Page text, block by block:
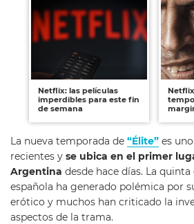
Netflix: las películas
imperdibles para este fin
de semana
La nueva temporada de “Élite” es
recientes y se ubica en el primer
Argentina desde hace días. La
española ha generado polémica por
erótico y muchos han criticado la
aspectos de la trama.